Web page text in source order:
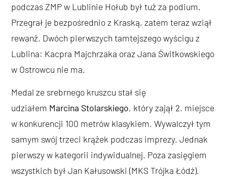
podczas ZMP w Lublinie Hołub był tuż za podium.
Przegrał je bezpośrednio z Kraską, zatem teraz wziął
rewanż. Dwóch pierwszych tamtejszego wyścigu z
Lublina: Kacpra Majchrzaka oraz Jana Świtkowskiego
w Ostrowcu nie ma.
Medal ze srebrnego kruszcu stał się
udziałem Marcina Stolarskiego, który zajął 2. miejsce
w konkurencji 100 metrów klasykiem. Wywalczył tym
samym swój trzeci krążek podczas imprezy. Jednak
pierwszy w kategorii indywidualnej. Poza zasięgiem
wszystkich był Jan Kałusowski (MKS Trójka Łódź).